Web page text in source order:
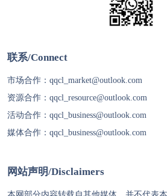
联系/Connect
市场合作： qqcl_market@outlook.com
资源合作： qqcl_resource@outlook.com
活动合作： qqcl_business@outlook.com
媒体合作： qqcl_business@outlook.com
网站声明/Disclaimers